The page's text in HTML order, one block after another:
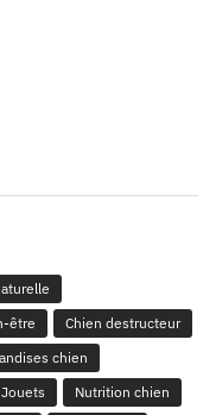
être
Chien destructeur
chien
Jouets
Nutrition chien